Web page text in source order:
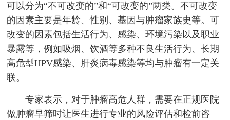
可以分为“不可改变的”和“可改变的”两类。不可改变
的因素主要是年龄、性别、基因与肿瘤家族史等。可
改变的因素包括生活行为、感染、环境污染以及职业
暴露等，例如吸烟、饮酒等多种不良生活行为、长期
高危型HPV感染、肝炎病毒感染等均与肿瘤有一定关
联。
专家表示，对于肿瘤高危人群，需要在正规医院
做肿瘤早筛时让医生进行专业的风险评估和检前咨